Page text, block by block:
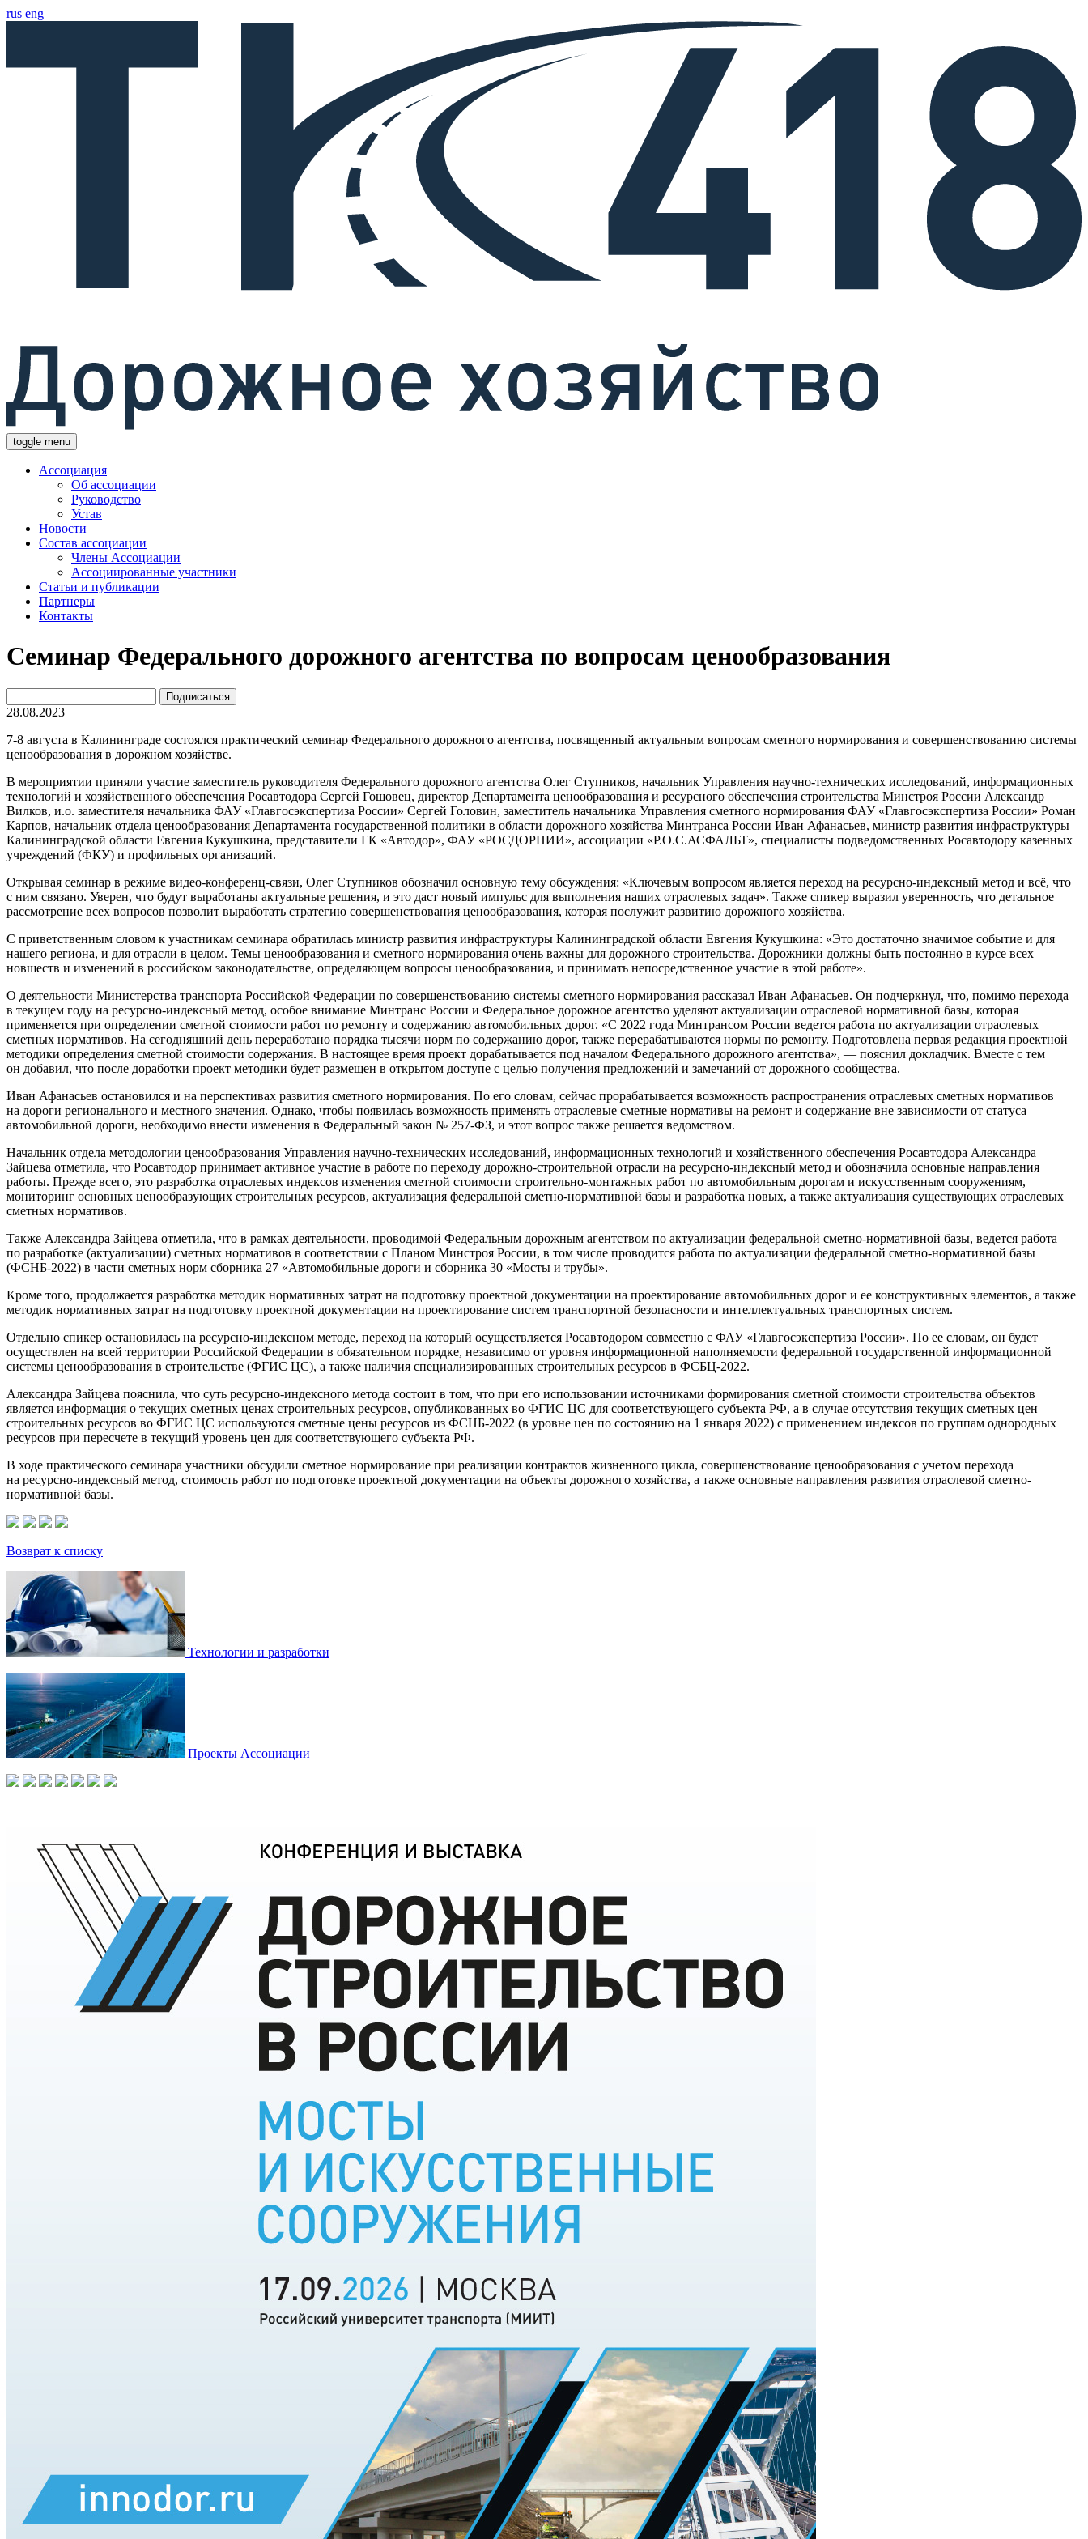
rus eng
toggle menu
Ассоциация
Об ассоциации
Руководство
Устав
Новости
Состав ассоциации
Члены Ассоциации
Ассоциированные участники
Статьи и публикации
Партнеры
Контакты
Семинар Федерального дорожного агентства по вопросам ценообразования
28.08.2023
7-8 августа в Калининграде состоялся практический семинар Федерального дорожного агентства, посвященный актуальным вопросам сметного нормирования и совершенствованию системы
ценообразования в дорожном хозяйстве.
В мероприятии приняли участие заместитель руководителя Федерального дорожного агентства Олег Ступников, начальник Управления научно-технических исследований, информационных
технологий и хозяйственного обеспечения Росавтодора Сергей Гошовец, директор Департамента ценообразования и ресурсного обеспечения строительства Минстроя России Александр
Вилков, и.о. заместителя начальника ФАУ «Главгосэкспертиза России» Сергей Головин, заместитель начальника Управления сметного нормирования ФАУ «Главгосэкспертиза России» Роман
Карпов, начальник отдела ценообразования Департамента государственной политики в области дорожного хозяйства Минтранса России Иван Афанасьев, министр развития инфраструктуры
Калининградской области Евгения Кукушкина, представители ГК «Автодор», ФАУ «РОСДОРНИИ», ассоциации «Р.О.С.АСФАЛЬТ», специалисты подведомственных Росавтодору казенных
учреждений (ФКУ) и профильных организаций.
Открывая семинар в режиме видео-конференц-связи, Олег Ступников обозначил основную тему обсуждения: «Ключевым вопросом является переход на ресурсно-индексный метод и всё, что
с ним связано. Уверен, что будут выработаны актуальные решения, и это даст новый импульс для выполнения наших отраслевых задач». Также спикер выразил уверенность, что детальное
рассмотрение всех вопросов позволит выработать стратегию совершенствования ценообразования, которая послужит развитию дорожного хозяйства.
С приветственным словом к участникам семинара обратилась министр развития инфраструктуры Калининградской области Евгения Кукушкина: «Это достаточно значимое событие и для
нашего региона, и для отрасли в целом. Темы ценообразования и сметного нормирования очень важны для дорожного строительства. Дорожники должны быть постоянно в курсе всех
новшеств и изменений в российском законодательстве, определяющем вопросы ценообразования, и принимать непосредственное участие в этой работе».
О деятельности Министерства транспорта Российской Федерации по совершенствованию системы сметного нормирования рассказал Иван Афанасьев. Он подчеркнул, что, помимо перехода
в текущем году на ресурсно-индексный метод, особое внимание Минтранс России и Федеральное дорожное агентство уделяют актуализации отраслевой нормативной базы, которая
применяется при определении сметной стоимости работ по ремонту и содержанию автомобильных дорог. «С 2022 года Минтрансом России ведется работа по актуализации отраслевых
сметных нормативов. На сегодняшний день переработано порядка тысячи норм по содержанию дорог, также перерабатываются нормы по ремонту. Подготовлена первая редакция проектной
методики определения сметной стоимости содержания. В настоящее время проект дорабатывается под началом Федерального дорожного агентства», — пояснил докладчик. Вместе с тем
он добавил, что после доработки проект методики будет размещен в открытом доступе с целью получения предложений и замечаний от дорожного сообщества.
Иван Афанасьев остановился и на перспективах развития сметного нормирования. По его словам, сейчас прорабатывается возможность распространения отраслевых сметных нормативов
на дороги регионального и местного значения. Однако, чтобы появилась возможность применять отраслевые сметные нормативы на ремонт и содержание вне зависимости от статуса
автомобильной дороги, необходимо внести изменения в Федеральный закон № 257-ФЗ, и этот вопрос также решается ведомством.
Начальник отдела методологии ценообразования Управления научно-технических исследований, информационных технологий и хозяйственного обеспечения Росавтодора Александра
Зайцева отметила, что Росавтодор принимает активное участие в работе по переходу дорожно-строительной отрасли на ресурсно-индексный метод и обозначила основные направления
работы. Прежде всего, это разработка отраслевых индексов изменения сметной стоимости строительно-монтажных работ по автомобильным дорогам и искусственным сооружениям,
мониторинг основных ценообразующих строительных ресурсов, актуализация федеральной сметно-нормативной базы и разработка новых, а также актуализация существующих отраслевых
сметных нормативов.
Также Александра Зайцева отметила, что в рамках деятельности, проводимой Федеральным дорожным агентством по актуализации федеральной сметно-нормативной базы, ведется работа
по разработке (актуализации) сметных нормативов в соответствии с Планом Минстроя России, в том числе проводится работа по актуализации федеральной сметно-нормативной базы
(ФСНБ-2022) в части сметных норм сборника 27 «Автомобильные дороги и сборника 30 «Мосты и трубы».
Кроме того, продолжается разработка методик нормативных затрат на подготовку проектной документации на проектирование автомобильных дорог и ее конструктивных элементов, а также
методик нормативных затрат на подготовку проектной документации на проектирование систем транспортной безопасности и интеллектуальных транспортных систем.
Отдельно спикер остановилась на ресурсно-индексном методе, переход на который осуществляется Росавтодором совместно с ФАУ «Главгосэкспертиза России». По ее словам, он будет
осуществлен на всей территории Российской Федерации в обязательном порядке, независимо от уровня информационной наполняемости федеральной государственной информационной
системы ценообразования в строительстве (ФГИС ЦС), а также наличия специализированных строительных ресурсов в ФСБЦ-2022.
Александра Зайцева пояснила, что суть ресурсно-индексного метода состоит в том, что при его использовании источниками формирования сметной стоимости строительства объектов
является информация о текущих сметных ценах строительных ресурсов, опубликованных во ФГИС ЦС для соответствующего субъекта РФ, а в случае отсутствия текущих сметных цен
строительных ресурсов во ФГИС ЦС используются сметные цены ресурсов из ФСНБ-2022 (в уровне цен по состоянию на 1 января 2022) с применением индексов по группам однородных
ресурсов при пересчете в текущий уровень цен для соответствующего субъекта РФ.
В ходе практического семинара участники обсудили сметное нормирование при реализации контрактов жизненного цикла, совершенствование ценообразования с учетом перехода
на ресурсно-индексный метод, стоимость работ по подготовке проектной документации на объекты дорожного хозяйства, а также основные направления развития отраслевой сметно-
нормативной базы.
Возврат к списку
Технологии и разработки
Проекты Ассоциации